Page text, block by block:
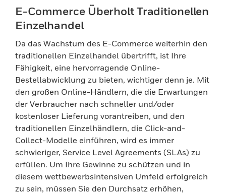
E-Commerce Überholt Traditionellen
Einzelhandel
Da das Wachstum des E-Commerce weiterhin den
traditionellen Einzelhandel übertrifft, ist Ihre
Fähigkeit, eine hervorragende Online-
Bestellabwicklung zu bieten, wichtiger denn je. Mit
den großen Online-Händlern, die die Erwartungen
der Verbraucher nach schneller und/oder
kostenloser Lieferung vorantreiben, und den
traditionellen Einzelhändlern, die Click-and-
Collect-Modelle einführen, wird es immer
schwieriger, Service Level Agreements (SLAs) zu
erfüllen. Um Ihre Gewinne zu schützen und in
diesem wettbewerbsintensiven Umfeld erfolgreich
zu sein, müssen Sie den Durchsatz erhöhen,